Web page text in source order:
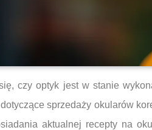
czy optyk jest w stanie
sprzedaży okularów
aktualnej recepty na